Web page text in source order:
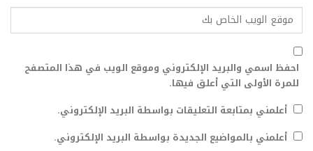
احفظ اسمي والبريد الإلكتروني وموقع الويب في هذا المتصفح
للمرة الأولى التي أعلق فيها.
أعلمني بمتابعة التعليقات بواسطة البريد الإلكتروني.
أعلمني بالمواضيع الجديدة بواسطة البريد الإلكتروني.